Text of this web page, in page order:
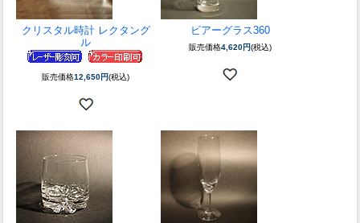
クリスタル時計 レクタング
ル
販売価格12,650円(税込)
ビアーグラス360
販売価格4,620円(税込)